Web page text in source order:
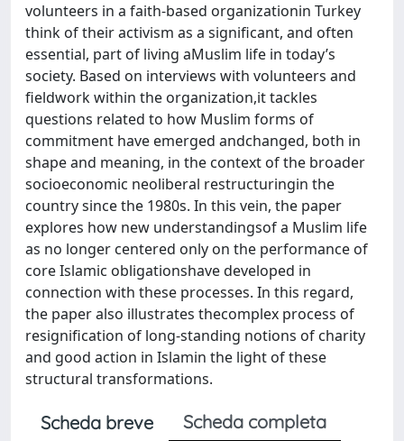
volunteers in a faith-based organizationin Turkey
think of their activism as a significant, and often
essential, part of living aMuslim life in today’s
society. Based on interviews with volunteers and
fieldwork within the organization,it tackles
questions related to how Muslim forms of
commitment have emerged andchanged, both in
shape and meaning, in the context of the broader
socioeconomic neoliberal restructuringin the
country since the 1980s. In this vein, the paper
explores how new understandingsof a Muslim life
as no longer centered only on the performance of
core Islamic obligationshave developed in
connection with these processes. In this regard,
the paper also illustrates thecomplex process of
resignification of long-standing notions of charity
and good action in Islamin the light of these
structural transformations.
Scheda breve
Scheda completa